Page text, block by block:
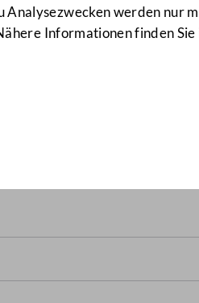
Analysezwecken werden nur
Informationen finden Sie